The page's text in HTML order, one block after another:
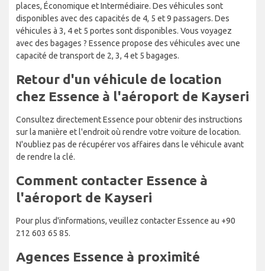
places, Économique et Intermédiaire. Des véhicules sont
disponibles avec des capacités de 4, 5 et 9 passagers. Des
véhicules à 3, 4 et 5 portes sont disponibles. Vous voyagez
avec des bagages ? Essence propose des véhicules avec une
capacité de transport de 2, 3, 4 et 5 bagages.
Retour d'un véhicule de location
chez Essence à l'aéroport de Kayseri
Consultez directement Essence pour obtenir des instructions
sur la manière et l'endroit où rendre votre voiture de location.
N'oubliez pas de récupérer vos affaires dans le véhicule avant
de rendre la clé.
Comment contacter Essence à
l'aéroport de Kayseri
Pour plus d'informations, veuillez contacter Essence au +90
212 603 65 85.
Agences Essence à proximité